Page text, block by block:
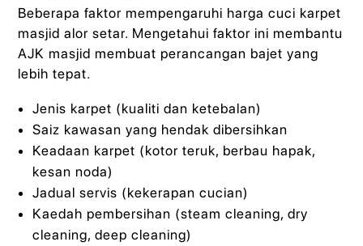
Beberapa faktor mempengaruhi harga cuci karpet
masjid alor setar. Mengetahui faktor ini membantu
AJK masjid membuat perancangan bajet yang
lebih tepat.
Jenis karpet (kualiti dan ketebalan)
Saiz kawasan yang hendak dibersihkan
Keadaan karpet (kotor teruk, berbau hapak,
kesan noda)
Jadual servis (kekerapan cucian)
Kaedah pembersihan (steam cleaning, dry
cleaning, deep cleaning)